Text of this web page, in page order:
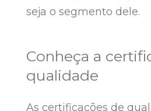
seja o segmento dele.
Conheça a
qualidade
As certificações de